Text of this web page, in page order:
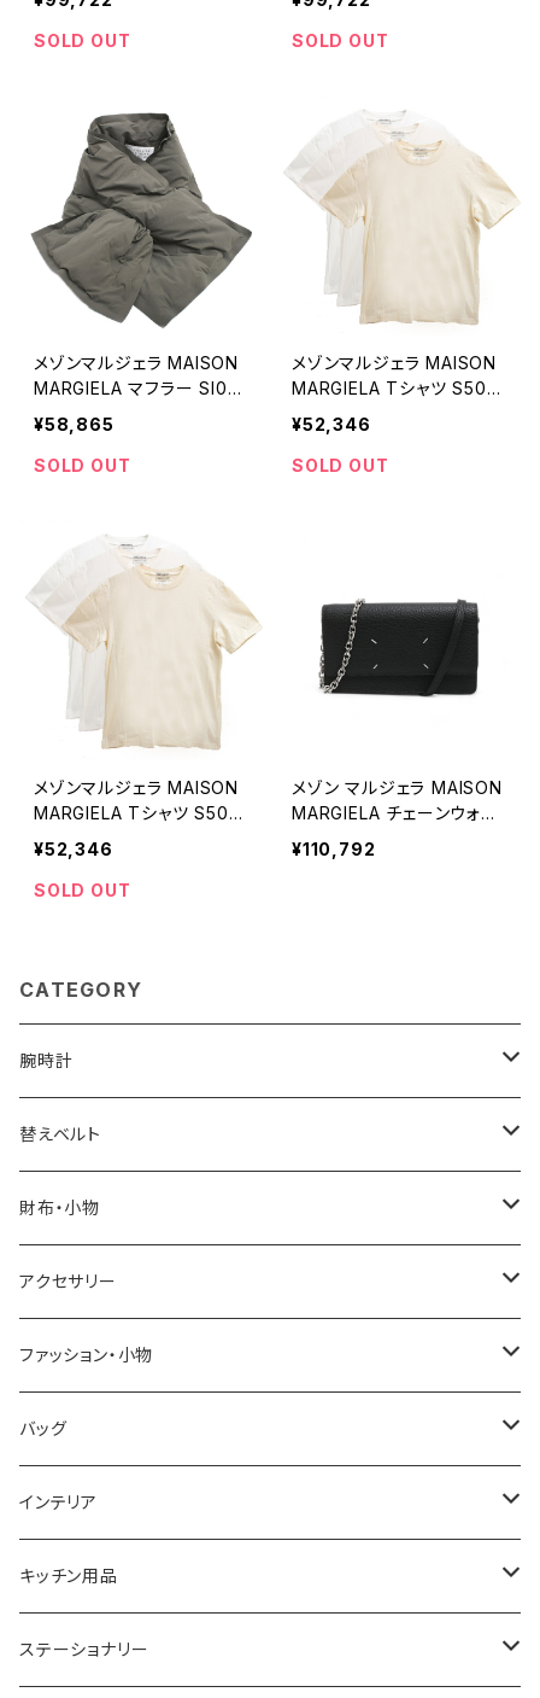
3-375 レディース タビ Ta
bi ブラック
SOLD OUT
3-380 レディース タビ Ta
bi ブラック
SOLD OUT
メゾンマルジェラ MAISON
MARGIELA マフラー SI0T
E0001-S54870-727 メン
ズ レディース オリーブ
¥58,865
SOLD OUT
メゾンマルジェラ MAISON
MARGIELA Tシャツ S50G
C0687S23973963-XS
メンズ アイボリー
¥52,346
SOLD OUT
メゾンマルジェラ MAISON
MARGIELA Tシャツ S50G
C0687S23973963-M メ
ンズ アイボリー
¥52,346
SOLD OUT
メゾン マルジェラ MAISON
MARGIELA チェーンウォレ
ット SA3UI0008P4455T
8013 ユニセックス
¥110,792
CATEGORY
腕時計
ELGIN
SALVATORE MARRA
CASIO
GRANDEUR
COGU
GAGA MILANO
CACTUS
TIMEX
替えベルト
COACH
DANIEL WELLINGTON
LACOSTE
DIESEL
MICHAEL KORS
NO BRAND
財布・小物
SONNE
DUCT
TRANSNUMBER
SAAMA HOMME
ARNOLD PALMER
MICHAEL KORS
アクセサリー
GUCCI
TIFFANY&CO
FOLLI FOLLIE
POLICE
PAUL HEWITT
ファッション・小物
DAKS
栃木レザー
NIKE
DUNHILL
バッグ
MANHATTAN PORTAGE
United HOMME
RODANIA
インテリア
CRYSTOCRAFT
SEIKO
キッチン用品
I'mD
ステーショナリー